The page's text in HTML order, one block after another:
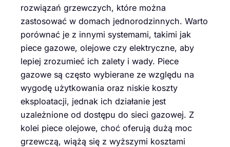
rozwiązań grzewczych, które można
zastosować w domach jednorodzinnych. Warto
porównać je z innymi systemami, takimi jak
piece gazowe, olejowe czy elektryczne, aby
lepiej zrozumieć ich zalety i wady. Piece
gazowe są często wybierane ze względu na
wygodę użytkowania oraz niskie koszty
eksploatacji, jednak ich działanie jest
uzależnione od dostępu do sieci gazowej. Z
kolei piece olejowe, choć oferują dużą moc
grzewczą, wiążą się z wyższymi kosztami